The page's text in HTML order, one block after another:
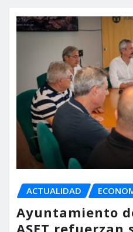
ACTUALIDAD
Ayuntamiento
ASET refuerzan